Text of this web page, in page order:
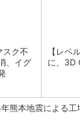
スク不
、イグ
【レベ
に、3D
熊本地震による工